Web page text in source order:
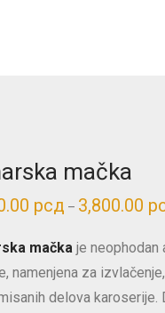
mačka
рсд – 3,800.00
mačka je neophodan
namenjena za
delova karoserije.